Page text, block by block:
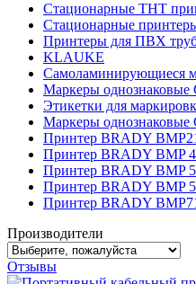
Стационарные THT
Стационарные
Принтеры для ПВХ
KLAUKE
Самоламинирующиеся
Маркеры однознаковые
Этикетки для
Маркеры однознаковые
Принтер BRADY
Принтер BRADY BMP
Принтер BRADY BMP
Принтер BRADY BMP
Принтер BRADY
Производители
Отзывы